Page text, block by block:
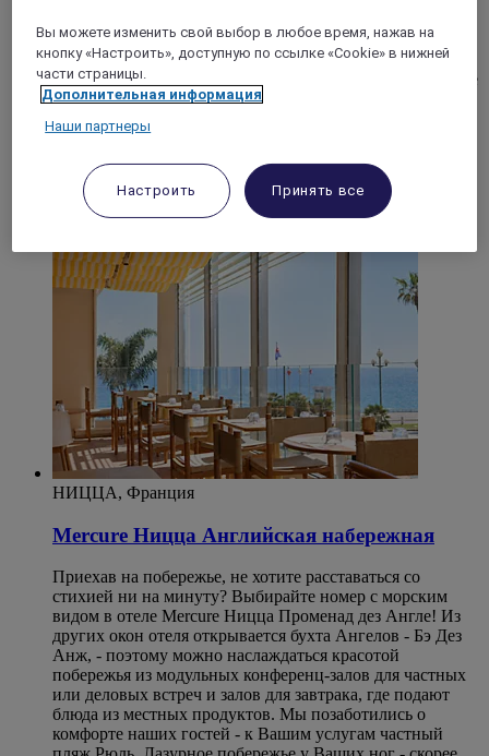
четырехзвездочный отель в центре Ниццы в 500 м от
Английской набережной и пляжей. Отель расположен в
непосредственной близости от Старого города. Оцените
красоту старого здания 1930 года постройки в стиле ар-
деко и проведите роскошный отдых в одном из наших
комфортных номеров. Насладитесь солнцем и голубым
потрясающим видом на город.
НИЦЦА, Франция
Mercure Ницца Английская набережная
Приехав на побережье, не хотите расставаться со
стихией ни на минуту? Выбирайте номер с морским
видом в отеле Mercure Ницца Променад дез Англе! Из
других окон отеля открывается бухта Ангелов - Бэ Дез
Анж, - поэтому можно наслаждаться красотой
побережья из модульных конференц-залов для частных
или деловых встреч и залов для завтрака, где подают
блюда из местных продуктов. Мы позаботились о
комфорте наших гостей - к Вашим услугам частный
Вы можете изменить свой выбор в любое время, нажав на
кнопку «Настроить», доступную по ссылке «Cookie» в нижней
части страницы.
Дополнительная информация
Наши партнеры
Настроить Принять все